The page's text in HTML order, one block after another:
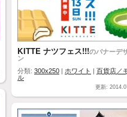
KITTE ナツフェス!!!のバナーデ
ン
分類: 300x250 ホワイト
百貨店／
ル
更新: